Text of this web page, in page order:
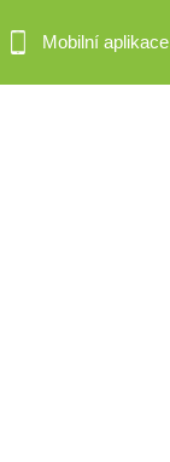
Mobilní aplikace